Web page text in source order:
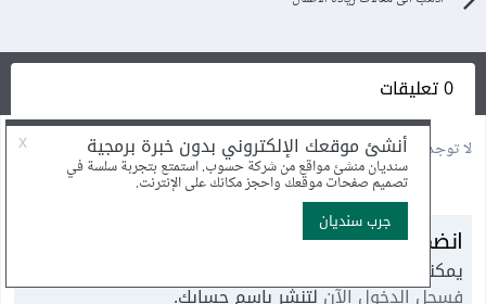
0 تعليقات
لا توجد أية تعليقات بعد
انضم إلى النقاش
يمكنك أن تنشر الآن وتسجل لاحقًا. إذا كان لديك حساب،
فسجل الدخول الآنلتنشر باسم حسابك.